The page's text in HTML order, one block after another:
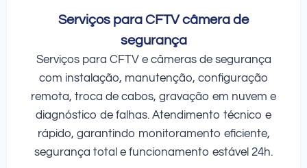
Serviços para CFTV câmera de
segurança
Serviços para CFTV e câmeras de segurança
com instalação, manutenção, configuração
remota, troca de cabos, gravação em nuvem e
diagnóstico de falhas. Atendimento técnico e
rápido, garantindo monitoramento eficiente,
segurança total e funcionamento estável 24h.